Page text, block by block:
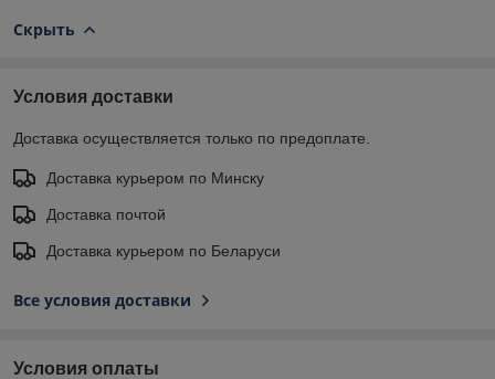
Скрыть
Условия доставки
Доставка осуществляется только по предоплате.
Доставка курьером по Минску
Доставка почтой
Доставка курьером по Беларуси
Все условия доставки
Условия оплаты